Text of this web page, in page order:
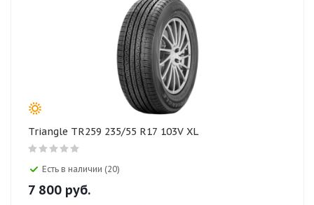
Triangle TR259 235/55 R17 103V XL
Есть в наличии (20)
7 800 руб.